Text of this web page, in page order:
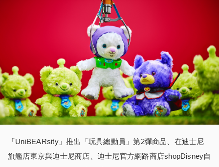
「UniBEARsity」推出「玩具總動員」第2彈商品、在迪士尼
旗艦店東京與迪士尼商店、迪士尼官方網路商店shopDisney自